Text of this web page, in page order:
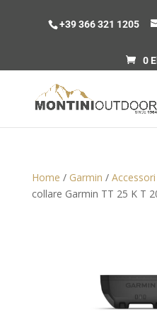
+39 366 321 1205
0
Home / Garmin / Accessori
collare Garmin TT 25 K T